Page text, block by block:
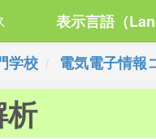
表示言語（
学校 電気電子情報
析